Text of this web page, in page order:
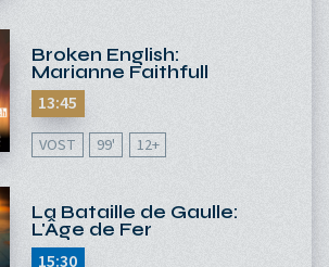
Broken English:
Marianne Faithfull
VOST 99' 12+
13:45
La Bataille de Gaulle:
L'Âge de Fer
15:30